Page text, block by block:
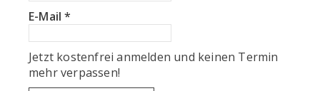
E-Mail*
Jetzt kostenfrei anmelden und keinen Termin
mehr verpassen!